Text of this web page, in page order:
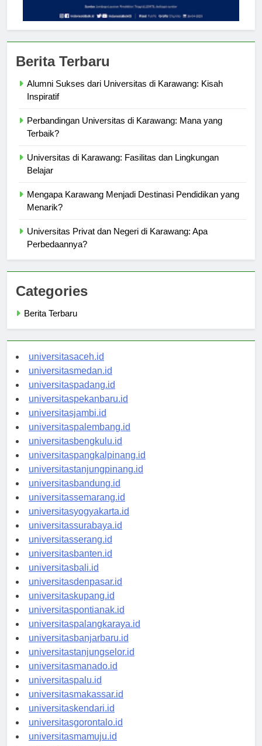
Alumni Sukses dari Universitas di Karawang: Kisah
Perbandingan Universitas di Karawang: Mana yang
Universitas di Karawang: Fasilitas dan Lingkungan
Mengapa Karawang Menjadi Destinasi Pendidikan yang
Universitas Privat dan Negeri di Karawang: Apa
Categories
universitasaceh.id
universitasmedan.id
universitaspadang.id
universitaspekanbaru.id
universitasjambi.id
universitaspalembang.id
universitasbengkulu.id
universitaspangkalpinang.id
universitastanjungpinang.id
universitasbandung.id
universitassemarang.id
universitasyogyakarta.id
universitassurabaya.id
universitasserang.id
universitasbanten.id
universitasbali.id
universitasdenpasar.id
universitaskupang.id
universitaspontianak.id
universitaspalangkaraya.id
universitasbanjarbaru.id
universitastanjungselor.id
universitasmanado.id
universitaspalu.id
universitasmakassar.id
universitaskendari.id
universitasgorontalo.id